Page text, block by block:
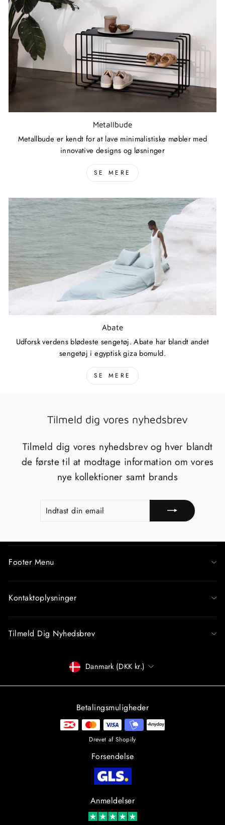
Metallbude
Metallbude er kendt for at lave minimalistiske møbler med
innovative designs og løsninger
SE MERE
Abate
Udforsk verdens blødeste sengetøj. Abate har blandt andet
sengetøj i egyptisk giza bomuld.
SE MERE
Tilmeld dig vores nyhedsbrev
Tilmeld dig vores nyhedsbrev og hver blandt
de første til at modtage information om vores
nye kollektioner samt brands
EMAIL
Footer Menu
Kontaktoplysninger
Tilmeld Dig Nyhedsbrev
Betalingsmiddel
Danmark (DKK kr.)
Betalingsmuligheder
Drevet af Shopify
Forsendelse
Anmeldelser